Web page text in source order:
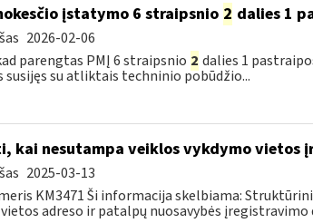
įstatymo 6 straipsnio 2 dalies 1
2026-02-06
parengtas PMĮ 6 straipsnio 2 dalies 1
susijęs su atliktais techninio pobūdžio...
kai nesutampa veiklos vykdymo vietos
2025-03-13
KM3471 Ši informacija skelbiama:
adreso ir patalpų nuosavybės